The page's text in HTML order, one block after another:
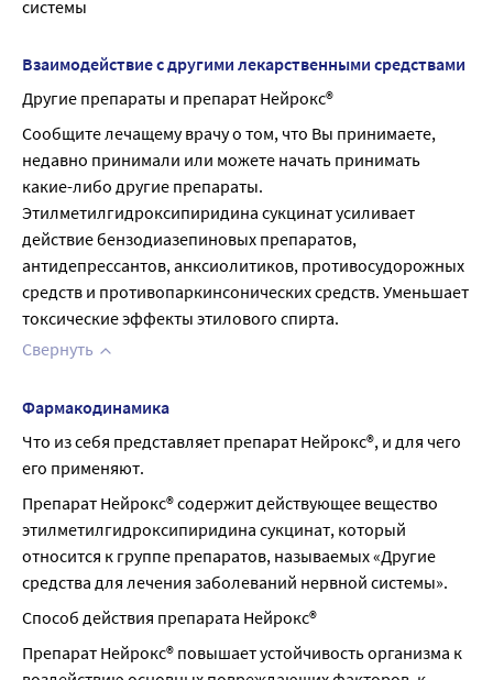
системы
Взаимодействие с другими лекарственными средствами
Другие препараты и препарат Нейрокс®
Сообщите лечащему врачу о том, что Вы принимаете,
недавно принимали или можете начать принимать
какие-либо другие препараты.
Этилметилгидроксипиридина сукцинат усиливает
действие бензодиазепиновых препаратов,
антидепрессантов, анксиолитиков, противосудорожных
средств и противопаркинсонических средств. Уменьшает
токсические эффекты этилового спирта.
Свернуть
Фармакодинамика
Что из себя представляет препарат Нейрокс®, и для чего
его применяют.
Препарат Нейрокс® содержит действующее вещество
этилметилгидроксипиридина сукцинат, который
относится к группе препаратов, называемых «Другие
средства для лечения заболеваний нервной системы».
Способ действия препарата Нейрокс®
Препарат Нейрокс® повышает устойчивость организма к